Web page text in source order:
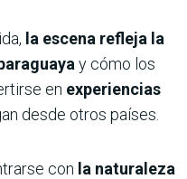
la escena refleja la
y cómo los
en experiencias
desde otros países.
con la naturaleza